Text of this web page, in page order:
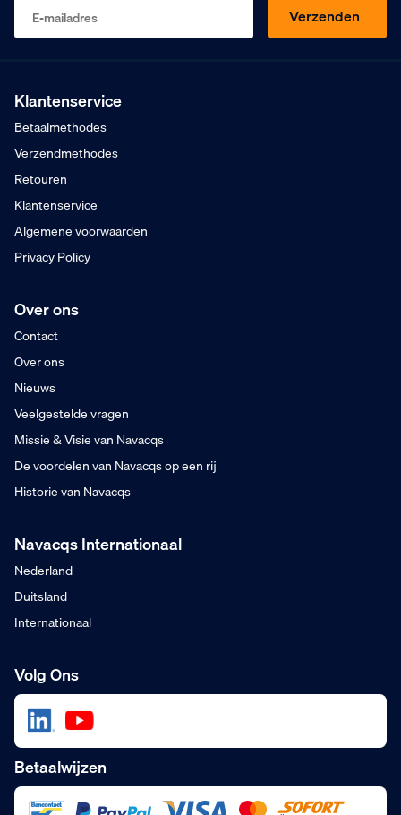
,5
Op basis van 453 beoordelingen
Kopen op rekening
Vanaf €75,- excl. BTW
Voor 16:00 besteld
Maandag in huis
E-mailadres Verzenden
Klantenservice
Betaalmethodes
Verzendmethodes
Retouren
Klantenservice
Algemene voorwaarden
Privacy Policy
Over ons
Contact
Over ons
Nieuws
Veelgestelde vragen
Missie & Visie van Navacqs
De voordelen van Navacqs op een rij
Historie van Navacqs
Navacqs Internationaal
Nederland
Duitsland
Internationaal
Volg Ons
Betaalwijzen